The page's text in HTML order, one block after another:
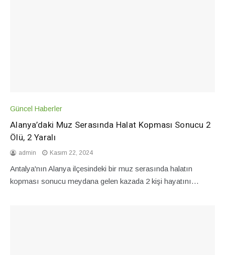
Güncel Haberler
Alanya’daki Muz Serasında Halat Kopması Sonucu 2
Ölü, 2 Yaralı
admin Kasım 22, 2024
Antalya'nın Alanya ilçesindeki bir muz serasında halatın
kopması sonucu meydana gelen kazada 2 kişi hayatını…